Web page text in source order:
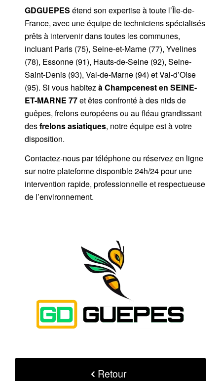
GDGUEPES étend son expertise à toute l’Île-de-
France, avec une équipe de techniciens spécialisés
prêts à intervenir dans toutes les communes,
incluant Paris (75), Seine-et-Marne (77), Yvelines
(78), Essonne (91), Hauts-de-Seine (92), Seine-
Saint-Denis (93), Val-de-Marne (94) et Val-d’Oise
(95). Si vous habitez à Champcenesten SEINE-
ET-MARNE 77et êtes confronté à des nids de
guêpes, frelons européens ou au fléau grandissant
desfrelons asiatiques, notre équipe est à votre
disposition.
Contactez-nous partéléphoneou réservez en ligne
sur notre plateforme disponible 24h/24pour une
intervention rapide, professionnelle et respectueuse
de l’environnement.
Retour